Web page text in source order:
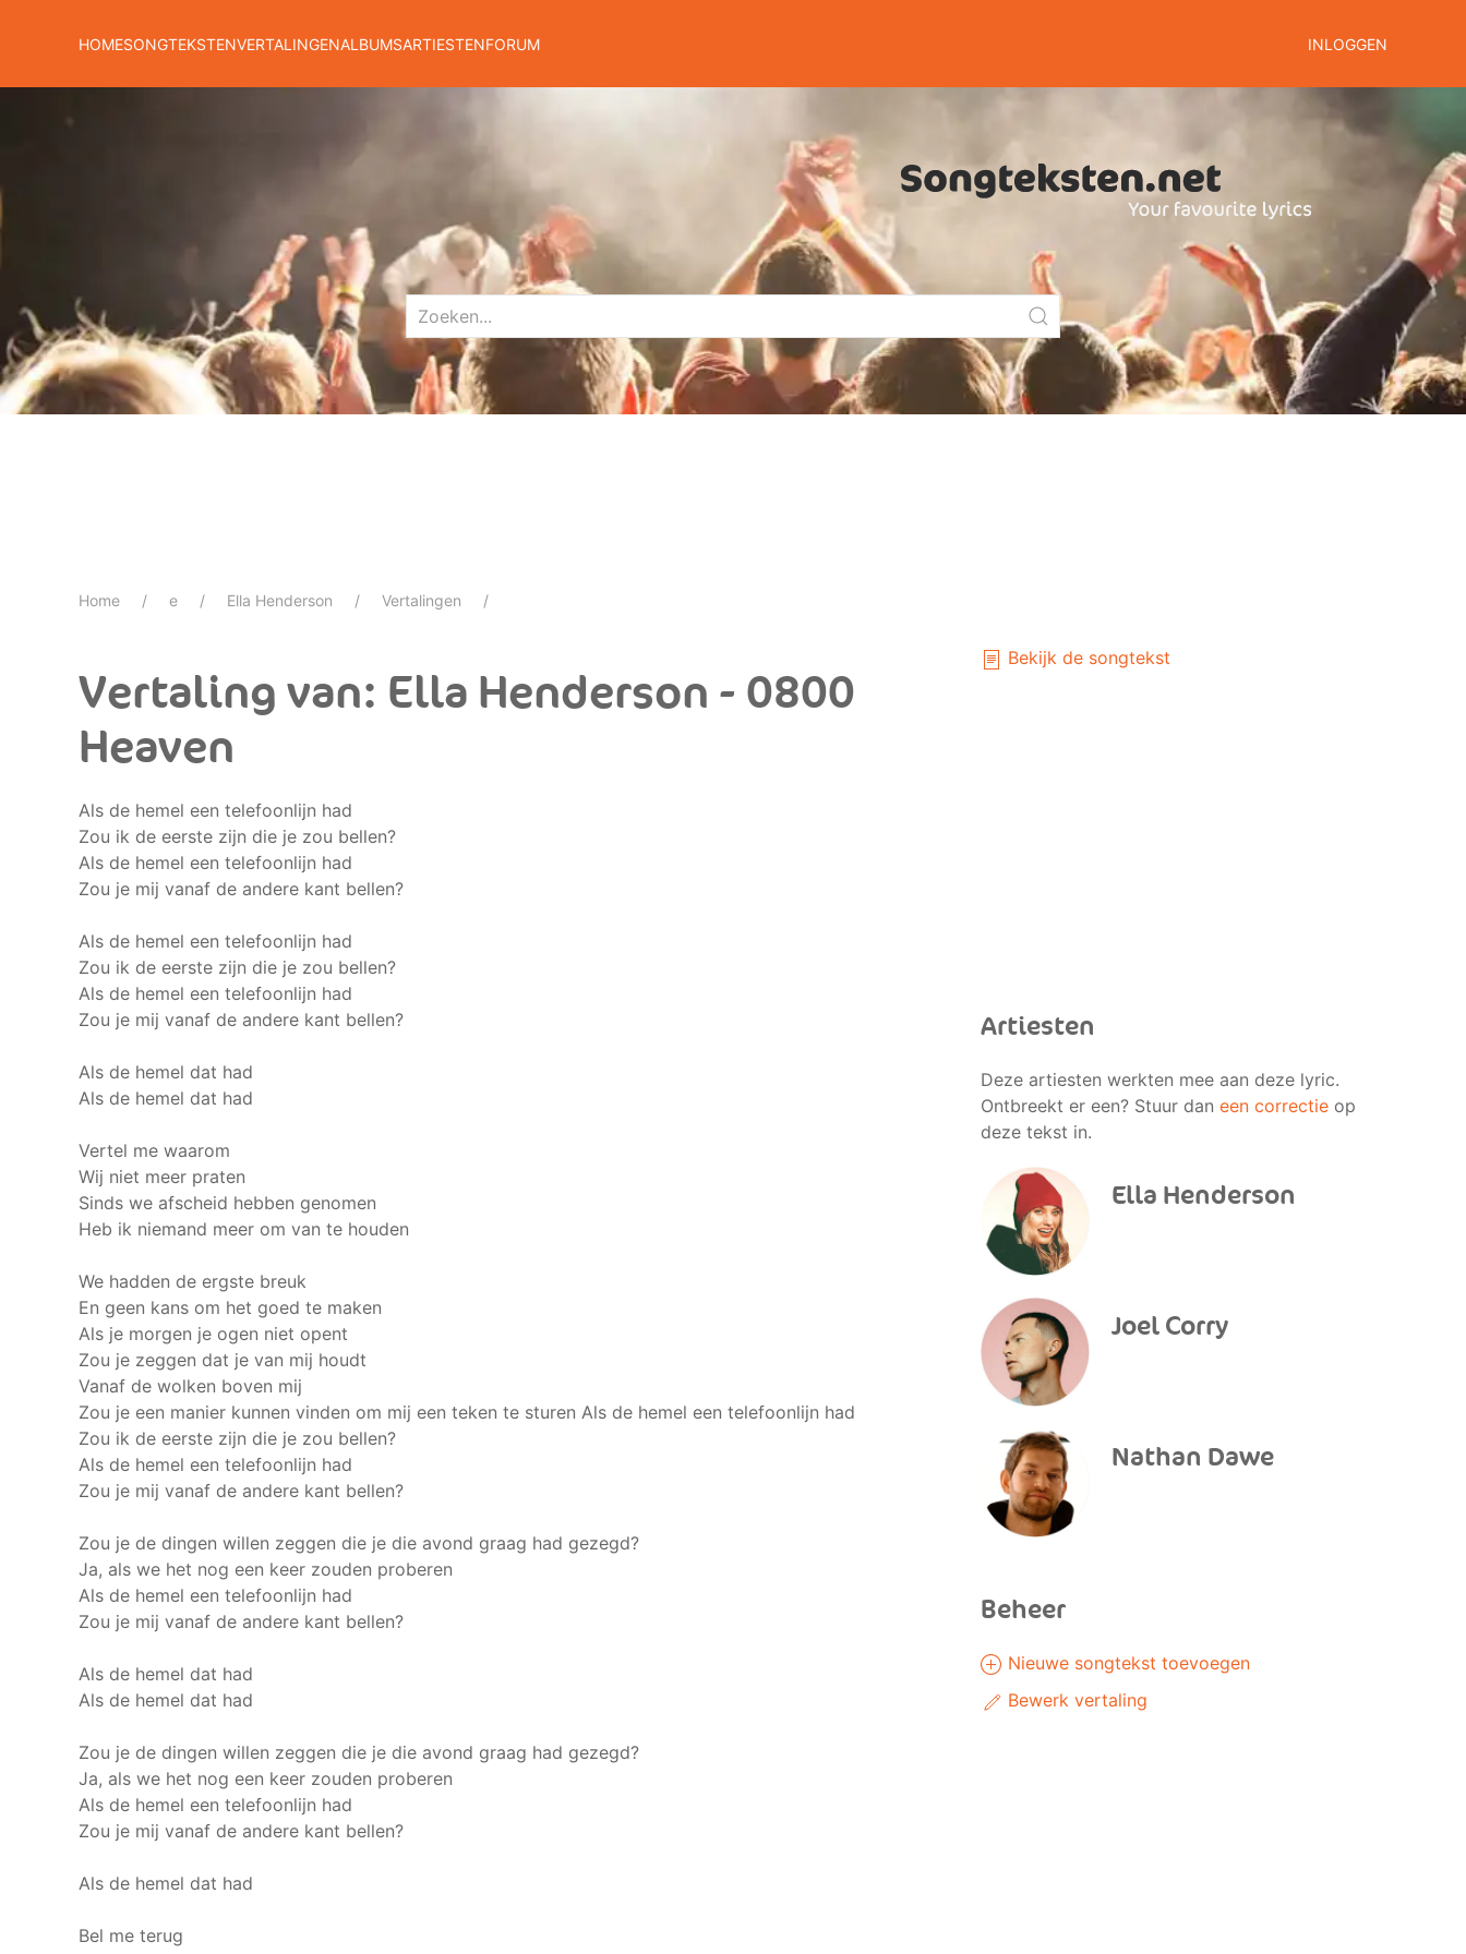
HOMESONGTEKSTENVERTALINGENALBUMSARTIESTENFORUM INLOGGEN
Home e Ella Henderson Vertalingen
Vertaling van: Ella Henderson - 0800
Heaven
Als de hemel een telefoonlijn had
Zou ik de eerste zijn die je zou bellen?
Als de hemel een telefoonlijn had
Zou je mij vanaf de andere kant bellen?
Als de hemel een telefoonlijn had
Zou ik de eerste zijn die je zou bellen?
Als de hemel een telefoonlijn had
Zou je mij vanaf de andere kant bellen?
Als de hemel dat had
Als de hemel dat had
Vertel me waarom
Wij niet meer praten
Sinds we afscheid hebben genomen
Heb ik niemand meer om van te houden
We hadden de ergste breuk
En geen kans om het goed te maken
Als je morgen je ogen niet opent
Zou je zeggen dat je van mij houdt
Vanaf de wolken boven mij
Zou je een manier kunnen vinden om mij een teken te sturen Als de hemel een telefoonlijn had
Zou ik de eerste zijn die je zou bellen?
Als de hemel een telefoonlijn had
Zou je mij vanaf de andere kant bellen?
Zou je de dingen willen zeggen die je die avond graag had gezegd?
Ja, als we het nog een keer zouden proberen
Als de hemel een telefoonlijn had
Zou je mij vanaf de andere kant bellen?
Als de hemel dat had
Als de hemel dat had
Zou je de dingen willen zeggen die je die avond graag had gezegd?
Ja, als we het nog een keer zouden proberen
Als de hemel een telefoonlijn had
Zou je mij vanaf de andere kant bellen?
Als de hemel dat had
Bel me terug
Bekijk de songtekst
Artiesten
Deze artiesten werkten mee aan deze lyric.
Ontbreekt er een? Stuur dan een correctieop
deze tekst in.
Ella Henderson
Joel Corry
Nathan Dawe
Beheer
Nieuwe songtekst toevoegen
Bewerk vertaling